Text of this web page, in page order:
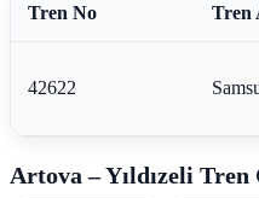
Tren No Tren
42622
Artova – Yıldızeli Tren